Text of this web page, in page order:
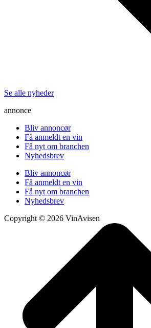
Se alle nyheder
annonce
Bliv annoncør
Få anmeldt en vin
Få nyt om branchen
Nyhedsbrev
Bliv annoncør
Få anmeldt en vin
Få nyt om branchen
Nyhedsbrev
Copyright © 2026 VinAvisen